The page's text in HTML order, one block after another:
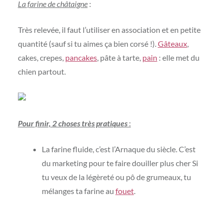
La farine de châtaigne:
Très relevée, il faut l’utiliser en association et en petite
quantité (sauf si tu aimes ça bien corsé !). Gâteaux,
cakes, crepes, pancakes, pâte à tarte, pain : elle met du
chien partout.
Pour finir, 2 choses très pratiques:
La farine fluide, c’est l’Arnaque du siècle. C’est
du marketing pour te faire douiller plus cher Si
tu veux de la légèreté ou pô de grumeaux, tu
mélanges ta farine au fouet.